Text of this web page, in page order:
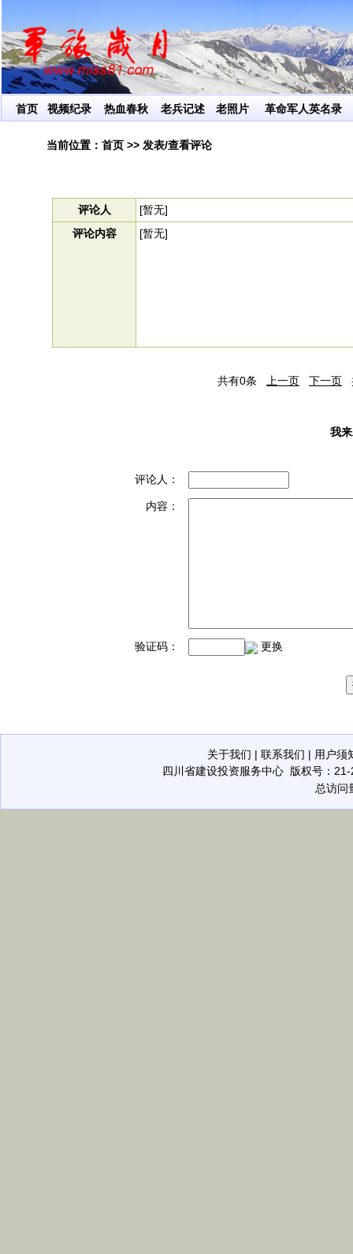
让红色
首页 视频纪录 热血春秋 老兵记述 老照片 革命军人英名录
当前位置： 首页 >> 发表/查看评论
评论人
[暂无]
评论内容
[暂无]
共有0条 上一页 下一页
我
评论人：
内容：
验证码： 更换
关于我们 | 联系我们 | 用户须
四川省建设投资服务中心 版权号：
总访问